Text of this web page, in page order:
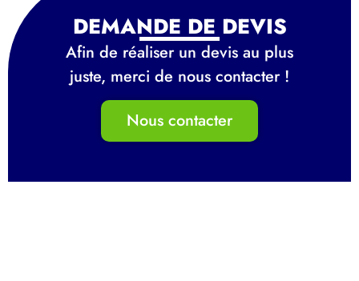
DEMANDE DE DEVIS
Afin de réaliser un devis au plus
juste, merci de nous contacter !
Nous contacter